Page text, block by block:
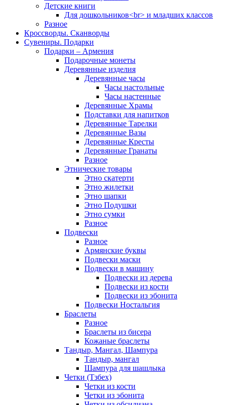
Детские книги
Для дошкольников<br> и младших классов
Разное
Кроссворды. Сканворды
Сувениры. Подарки
Подарки – Армения
Подарочные монеты
Деревянные изделия
Деревянные часы
Часы настольные
Часы настенные
Деревянные Храмы
Подставки для напитков
Деревянные Тарелки
Деревянные Вазы
Деревянные Кресты
Деревянные Гранаты
Разное
Этнические товары
Этно скатерти
Этно жилетки
Этно шапки
Этно Подушки
Этно сумки
Разное
Подвески
Разное
Армянские буквы
Подвески маски
Подвески в машину
Подвески из дерева
Подвески из кости
Подвески из эбонита
Подвески Ностальгия
Браслеты
Разное
Браслеты из бисера
Кожаные браслеты
Тандыр, Мангал, Шампура
Тандыр, мангал
Шампура для шашлыка
Четки (Тзбех)
Четки из кости
Четки из эбонита